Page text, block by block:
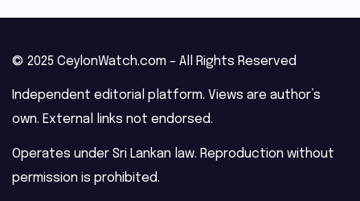
© 2025 CeylonWatch.com – All Rights Reserved
Independent editorial platform. Views are author’s
own. External links not endorsed.
Operates under Sri Lankan law. Reproduction without
permission is prohibited.